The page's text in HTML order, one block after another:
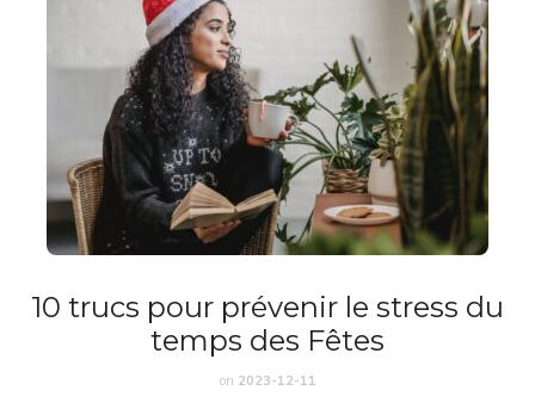
10 trucs pour prévenir le stress du
temps des Fêtes
on 2023-12-11